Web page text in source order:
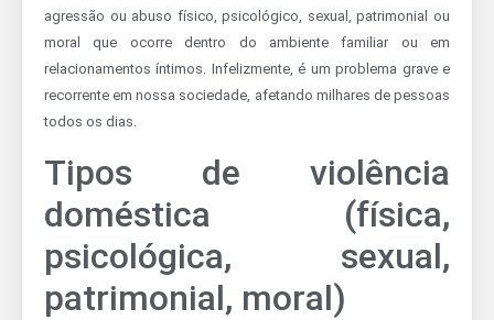
agressão ou abuso físico, psicológico, sexual, patrimonial ou
moral que ocorre dentro do ambiente familiar ou em
relacionamentos íntimos. Infelizmente, é um problema grave e
recorrente em nossa sociedade, afetando milhares de pessoas
todos os dias.
Tipos de violência
doméstica (física,
psicológica, sexual,
patrimonial, moral)